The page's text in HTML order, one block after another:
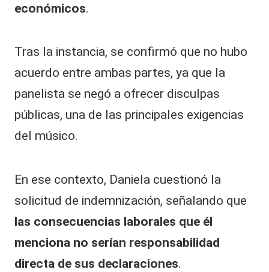
económicos.
Tras la instancia, se confirmó que no hubo
acuerdo entre ambas partes, ya que la
panelista se negó a ofrecer disculpas
públicas, una de las principales exigencias
del músico.
En ese contexto, Daniela cuestionó la
solicitud de indemnización, señalando que
las consecuencias laborales que él
menciona no serían responsabilidad
directa de sus declaraciones.